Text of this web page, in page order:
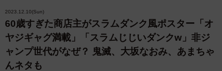
2023.12.10(Sun)
60歳すぎた商店主がスラムダンク風ポスター「オ
ヤジギャグ満載」「スラムじじいダンクw」非ジ
ャンプ世代がなぜ？ 鬼滅、大坂なおみ、あまちゃ
んネタも